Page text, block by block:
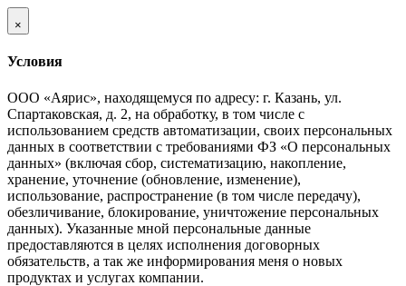
×
Условия
ООО «Аярис», находящемуся по адресу: г. Казань, ул.
Спартаковская, д. 2, на обработку, в том числе с
использованием средств автоматизации, своих персональных
данных в соответствии с требованиями ФЗ «О персональных
данных» (включая сбор, систематизацию, накопление,
хранение, уточнение (обновление, изменение),
использование, распространение (в том числе передачу),
обезличивание, блокирование, уничтожение персональных
данных). Указанные мной персональные данные
предоставляются в целях исполнения договорных
обязательств, а так же информирования меня о новых
продуктах и услугах компании.